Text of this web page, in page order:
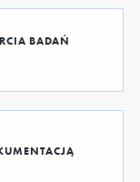
BADAŃ